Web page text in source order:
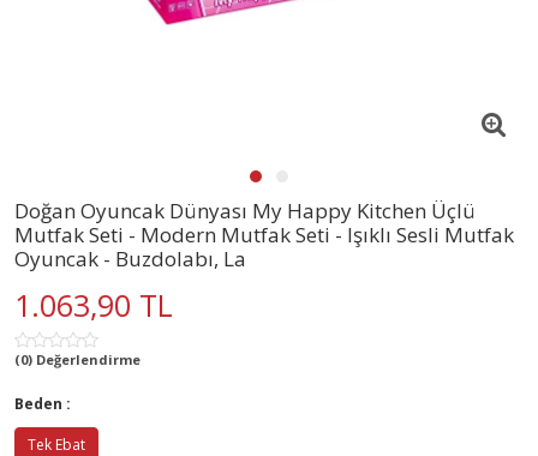
Doğan Oyuncak Dünyası My Happy Kitchen Üçlü
Mutfak Seti - Modern Mutfak Seti - Işıklı Sesli Mutfak
Oyuncak - Buzdolabı, La
1.063,90 TL
(0) Değerlendirme
Beden :
Tek Ebat